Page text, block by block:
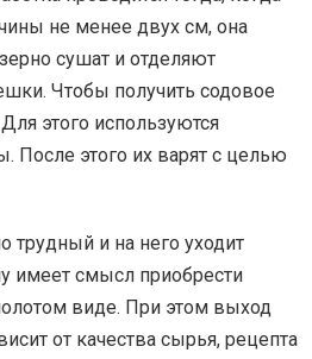
не менее двух см, она
сушат и отделяют
Чтобы получить содовое
этого используются
После этого их варят с целью
трудный и на него уходит
имеет смысл приобрести
виде. При этом выход
от качества сырья, рецепта